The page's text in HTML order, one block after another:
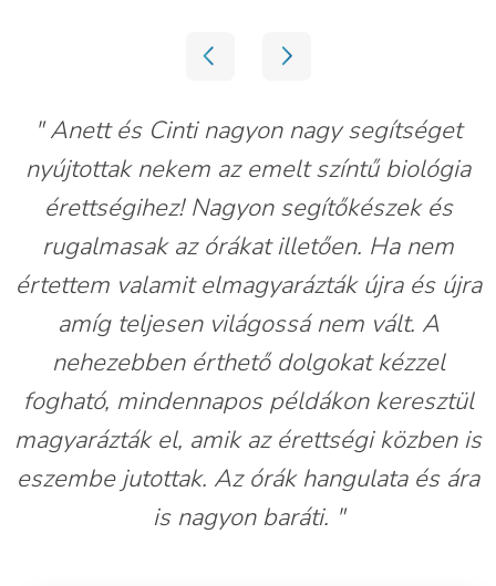
Anett és Cinti nagyon nagy segítséget
nyújtottak nekem az emelt színtű biológia
érettségihez! Nagyon segítőkészek és
rugalmasak az órákat illetően. Ha nem
értettem valamit elmagyarázták újra és újra
amíg teljesen világossá nem vált. A
nehezebben érthető dolgokat kézzel
fogható, mindennapos példákon keresztül
magyarázták el, amik az érettségi közben is
eszembe jutottak. Az órák hangulata és ára
is nagyon baráti.